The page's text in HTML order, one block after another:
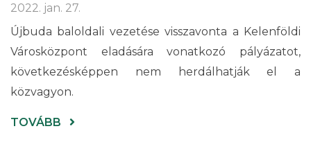
2022. jan. 27.
Újbuda baloldali vezetése visszavonta a Kelenföldi
Városközpont eladására vonatkozó pályázatot,
következésképpen nem herdálhatják el a
közvagyon.
TOVÁBB
(GYŐZTEK